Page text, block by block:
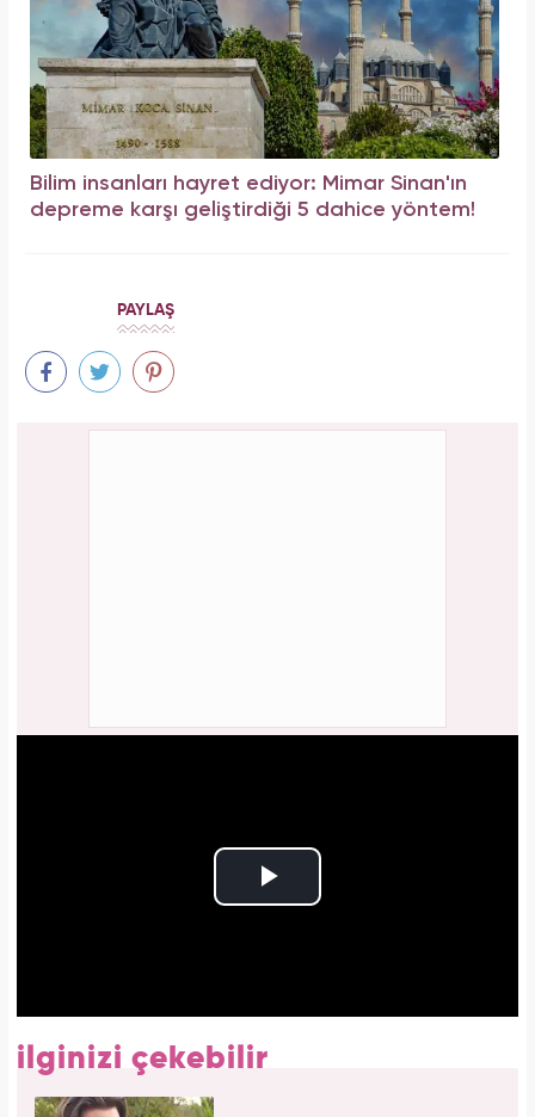
Bilim insanları hayret ediyor: Mimar Sinan'ın
depreme karşı geliştirdiği 5 dahice yöntem!
PAYLAŞ
ilginizi çekebilir